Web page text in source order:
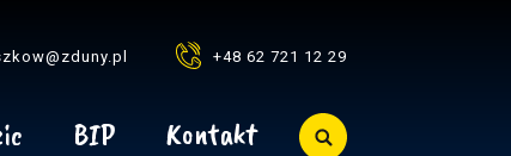
+48 62 721 12 29
BIP Kontakt